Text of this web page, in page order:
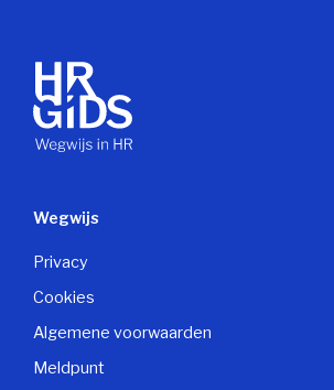
Wegwijs
Privacy
Cookies
Algemene voorwaarden
Meldpunt